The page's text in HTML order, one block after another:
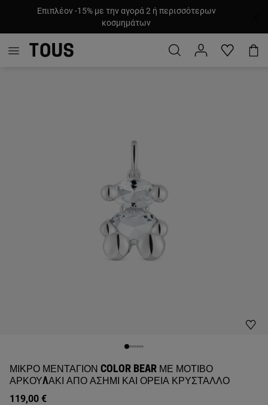
Επιπλέον -15% με την αγορά 2 ή περισσότερων
κοσμημάτων
ΜΙΚΡΌ ΜΕΝΤΑΓΙΌΝ COLOR BEAR ΜΕ ΜΟΤΊΒΟ
ΑΡΚΟΥΔΆΚΙ ΑΠΌ ΑΣΉΜΙ ΚΑΙ ΟΡΕΊΑ ΚΡΎΣΤΑΛΛΟ
119,00 €